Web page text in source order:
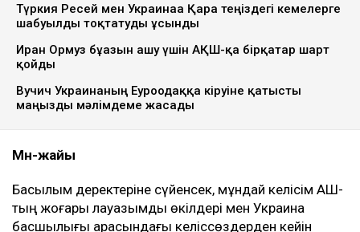
Ulysmedia.kz коллажы
бөлігі экспортталатын Каспий құбыр
консорциумының (КҚК) инфрақұрылымына соққы
жасамау жөнінде келісімге келді. Бұл туралы
америкалық шенеунікке сілтеме жасаған Bloomberg
Түркия Ресей мен Украинаға Қара теңіздегі кемелерге
шабуылды тоқтатуды ұсынды